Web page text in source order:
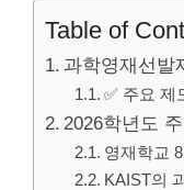
Table of
과학영재선발
✅ 주요 제
2026학년도
영재학교
KAIST의